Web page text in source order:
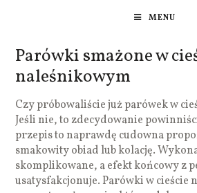
MENU
Parówki smażone w
naleśnikowym
Czy próbowaliście już parówek w
Jeśli nie, to zdecydowanie
przepis to naprawdę cudowna
smakowity obiad lub kolację.
skomplikowane, a efekt końcowy z
usatysfakcjonuje. Parówki w cieście